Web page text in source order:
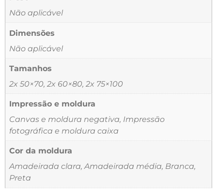
Não aplicável
Dimensões
Não aplicável
Tamanhos
2x 50×70, 2x 60×80, 2x 75×100
Impressão e moldura
Canvas e moldura negativa, Impressão
fotográfica e moldura caixa
Cor da moldura
Amadeirada clara, Amadeirada média, Branca,
Preta